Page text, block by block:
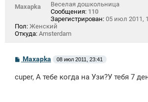
Maxapka
Веселая дошкольница
Сообщения: 110
Зарегистрирован: 05 июл 2011,
Пол: Женский
Откуда: Amsterdam
С
б
Maxapka 08 июл 2011, 23:41
cuper, A тебе когда на Узи?У тебя 7